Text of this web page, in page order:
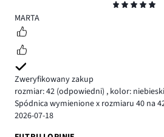
5
MARTA
Zweryfikowany zakup
rozmiar: 42 (odpowiedni) , kolor:
Spódnica wymienione x rozmiaru 40 na
2026-07-18